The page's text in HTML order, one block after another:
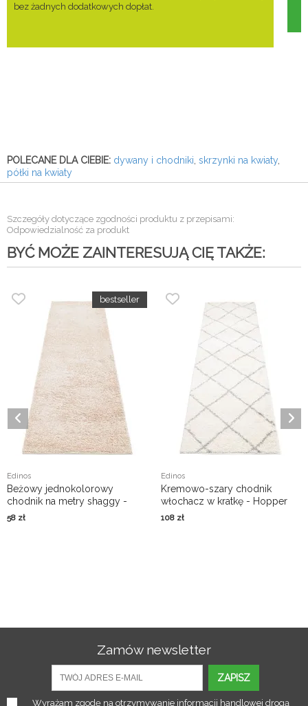
bez żadnych dodatkowych dopłat.
POLECANE DLA CIEBIE: dywany i chodniki skrzynki na kwiaty,
półki na kwiaty
Szczegóły dotyczące zgodności produktu z przepisami:
Odpowiedzialność za produkt
BYĆ MOŻE ZAINTERESUJĄ CIĘ TAKŻE:
Edinos
Beżowy jednokolorowy
chodnik na metry shaggy -
Milino
58 zł
Edinos
Kremowo-szary chodnik
włochacz w kratkę - Hopper
4X
108 zł
Zamów newsletter
ZAPISZ
Wyrażam zgodę na otrzymywanie informacji handlowej drogą